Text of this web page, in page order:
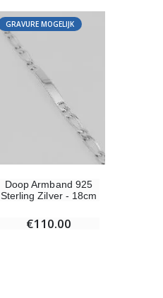
GRAVURE MOGELIJK
Doop Armband 925
Sterling Zilver - 18cm
€110.00